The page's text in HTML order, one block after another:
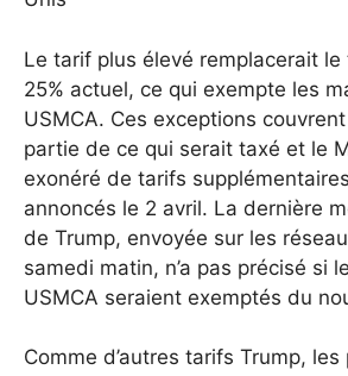
Le tarif plus élevé remplacerait
25% actuel, ce qui exempte les
USMCA. Ces exceptions
partie de ce qui serait taxé et le
exonéré de tarifs
annoncés le 2 avril. La dernière
de Trump, envoyée sur les
samedi matin, n’a pas précisé si
USMCA seraient exemptés du
Comme d’autres tarifs Trump,